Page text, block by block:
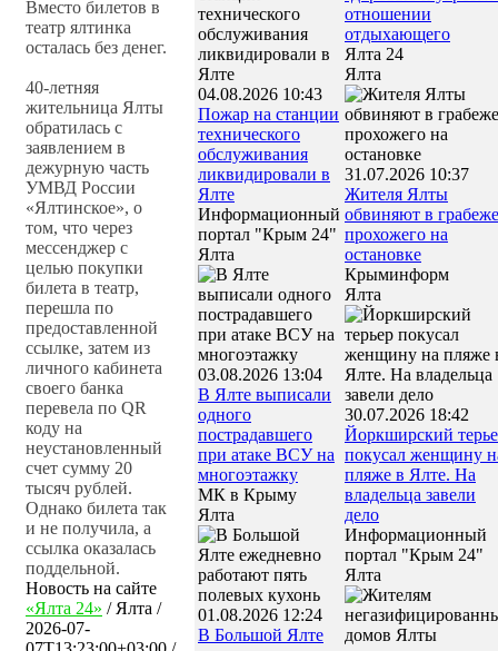
Вместо билетов в
театр ялтинка
осталась без денег.
40-летняя
жительница Ялты
обратилась с
заявлением в
дежурную часть
УМВД России
«Ялтинское», о
том, что через
мессенджер с
целью покупки
билета в театр,
перешла по
предоставленной
ссылке, затем из
личного кабинета
своего банка
перевела по QR
коду на
неустановленный
счет сумму 20
тысяч рублей.
Однако билета так
и не получила, а
ссылка оказалась
поддельной.
Новость на сайте
«Ялта 24» / Ялта /
2026-07-
04.08.2026 10:43
Пожар на станции
технического
обслуживания
ликвидировали в
Ялте
Информационный
портал "Крым 24"
Ялта
03.08.2026 13:04
В Ялте выписали
одного
пострадавшего
при атаке ВСУ на
многоэтажку
МК в Крыму
Ялта
01.08.2026 12:24
В Большой Ялте
отношении
отдыхающего
Ялта 24
Ялта
31.07.2026 10:37
Жителя Ялты
обвиняют в грабеже
прохожего на
остановке
Крыминформ
Ялта
30.07.2026 18:42
Йоркширский
покусал женщину
пляже в Ялте. На
владельца завели
дело
Информационный
портал "Крым 24"
Ялта